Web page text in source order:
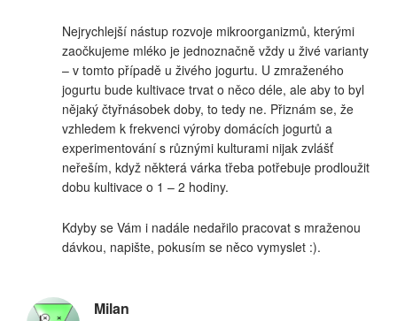
Nejrychlejší nástup rozvoje mikroorganizmů, kterými
zaočkujeme mléko je jednoznačně vždy u živé varianty
– v tomto případě u živého jogurtu. U zmraženého
jogurtu bude kultivace trvat o něco déle, ale aby to byl
nějaký čtyřnásobek doby, to tedy ne. Přiznám se, že
vzhledem k frekvenci výroby domácích jogurtů a
experimentování s různými kulturami nijak zvlášť
neřeším, když některá várka třeba potřebuje prodloužit
dobu kultivace o 1 – 2 hodiny.
Kdyby se Vám i nadále nedařilo pracovat s mraženou
dávkou, napište, pokusím se něco vymyslet :).
Milan